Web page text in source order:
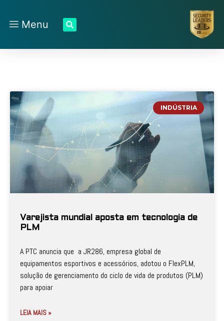
Menu
INDÚSTRIA
Varejista mundial aposta em tecnologia de
PLM
A PTC anuncia que a JR286, empresa global de
equipamentos esportivos e acessórios, adotou o FlexPLM,
solução de gerenciamento do ciclo de vida de produtos (PLM)
para apoiar
LEIA MAIS »